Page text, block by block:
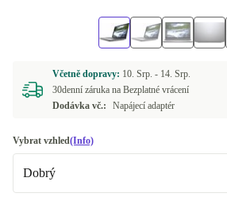
Včetně dopravy: 10. Srp. - 14. Srp.
30denní záruka na Bezplatné vrácení
Dodávka vč.:
Napájecí adaptér
Vybrat vzhled(Info)
Dobrý